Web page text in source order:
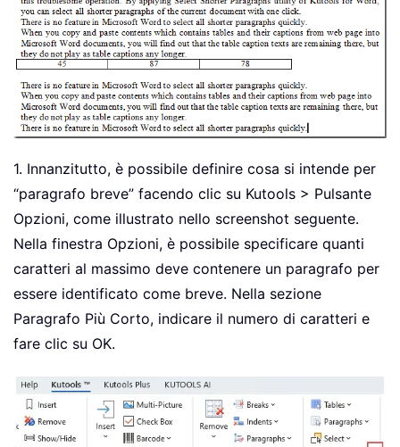
1. Innanzitutto, è possibile definire cosa si intende per
“paragrafo breve” facendo clic su Kutools > Pulsante
Opzioni, come illustrato nello screenshot seguente.
Nella finestra Opzioni, è possibile specificare quanti
caratteri al massimo deve contenere un paragrafo per
essere identificato come breve. Nella sezione
Paragrafo Più Corto, indicare il numero di caratteri e
fare clic su OK.